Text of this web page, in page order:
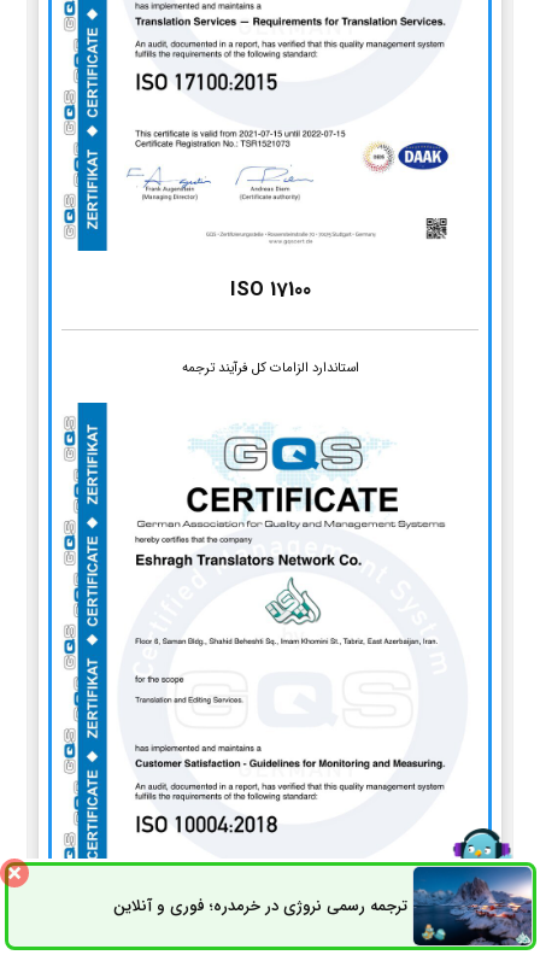
ISO 17100
استاندارد الزامات کل فرآیند ترجمه
ترجمه رسمی نروژی در خرمدره؛ فوری و آنلاینثبت سفارش راه های ارتباطی